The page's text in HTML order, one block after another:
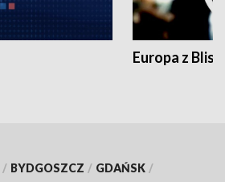
Europa z
/ BYDGOSZCZ / GDAŃSK /